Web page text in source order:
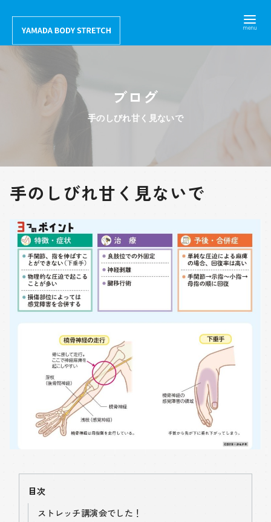
テ
ブログ
手のしびれ甘く見ないで
手のしびれ甘く見ないで
目次
ストレッチ講演会でした！